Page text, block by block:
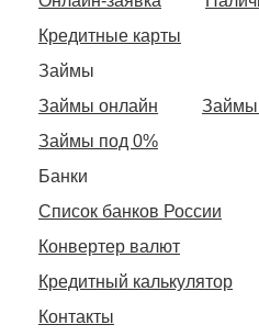
Кредитные карты
Займы
Займы онлайн
Займы
Займы под 0%
Банки
Список банков России
Конвертер валют
Кредитный калькулятор
Контакты